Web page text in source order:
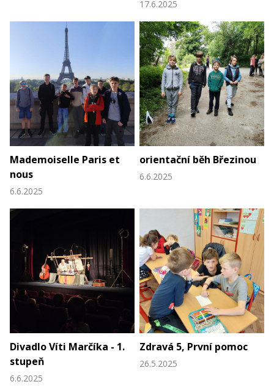
17.6.2025
Mademoiselle Paris et
nous
6.6.2025
orientační běh Březinou
6.6.2025
Divadlo Víti Marčíka - 1.
stupeň
6.6.2025
Zdravá 5, První pomoc
26.5.2025